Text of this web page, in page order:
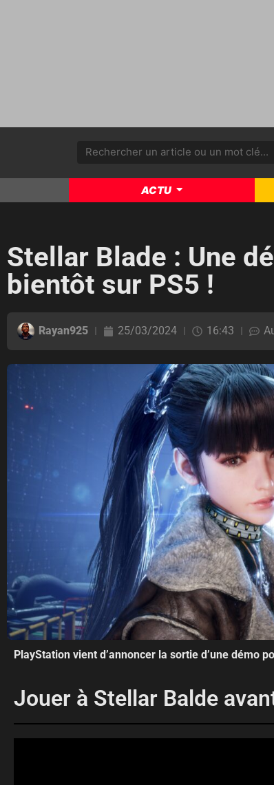
ACTU
Stellar Blade : Une
bientôt sur PS5 !
Rayan925 25/03/2024 16:43
PlayStation vient d’annoncer la sortie d’une démo
Jouer à Stellar Balde